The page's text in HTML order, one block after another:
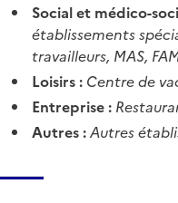
Social et médico-
établissements
travailleurs, MAS,
Loisirs : Centre de
Entreprise :
Autres :Autres